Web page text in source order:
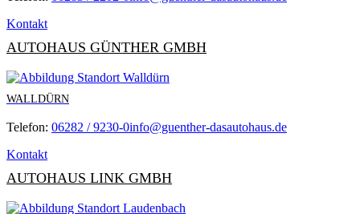
Kontakt
AUTOHAUS GÜNTHER GMBH
WALLDÜRN
Telefon: 06282 / 9230-0info@guenther-dasautohaus.de
Kontakt
AUTOHAUS LINK GMBH